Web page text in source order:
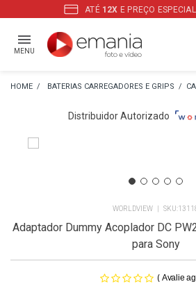
ATÉ 12X E PREÇO ESPECIAL
MENU
BATERIAS CARREGADORES E GRIPS
Distribuidor Autorizado
WORLDVIEW
Adaptador Dummy Acoplador DC
para Sony
( Avalie